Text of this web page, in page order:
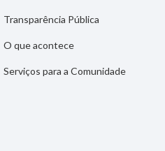
Transparência Pública
O que acontece
Serviços para a Comunidade